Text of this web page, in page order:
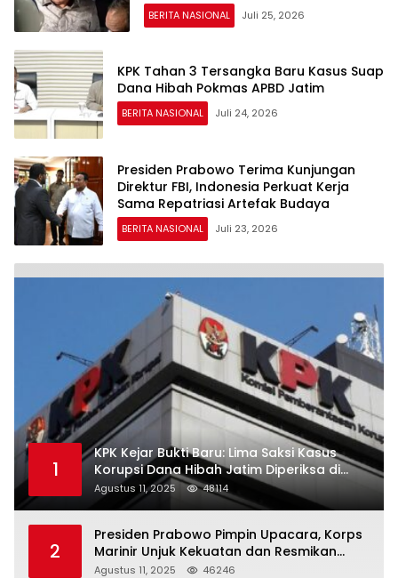
BERITA NASIONAL Juli 25, 2026
KPK Tahan 3 Tersangka Baru Kasus Suap
Dana Hibah Pokmas APBD Jatim
BERITA NASIONAL Juli 24, 2026
Presiden Prabowo Terima Kunjungan
Direktur FBI, Indonesia Perkuat Kerja
Sama Repatriasi Artefak Budaya
BERITA NASIONAL Juli 23, 2026
1
KPK Kejar Bukti Baru: Lima Saksi Kasus
Korupsi Dana Hibah Jatim Diperiksa di
Trenggalek
Agustus 11, 2025 48114
2
Presiden Prabowo Pimpin Upacara, Korps
Marinir Unjuk Kekuatan dan Resmikan
Struktur Baru
Agustus 11, 2025 46246